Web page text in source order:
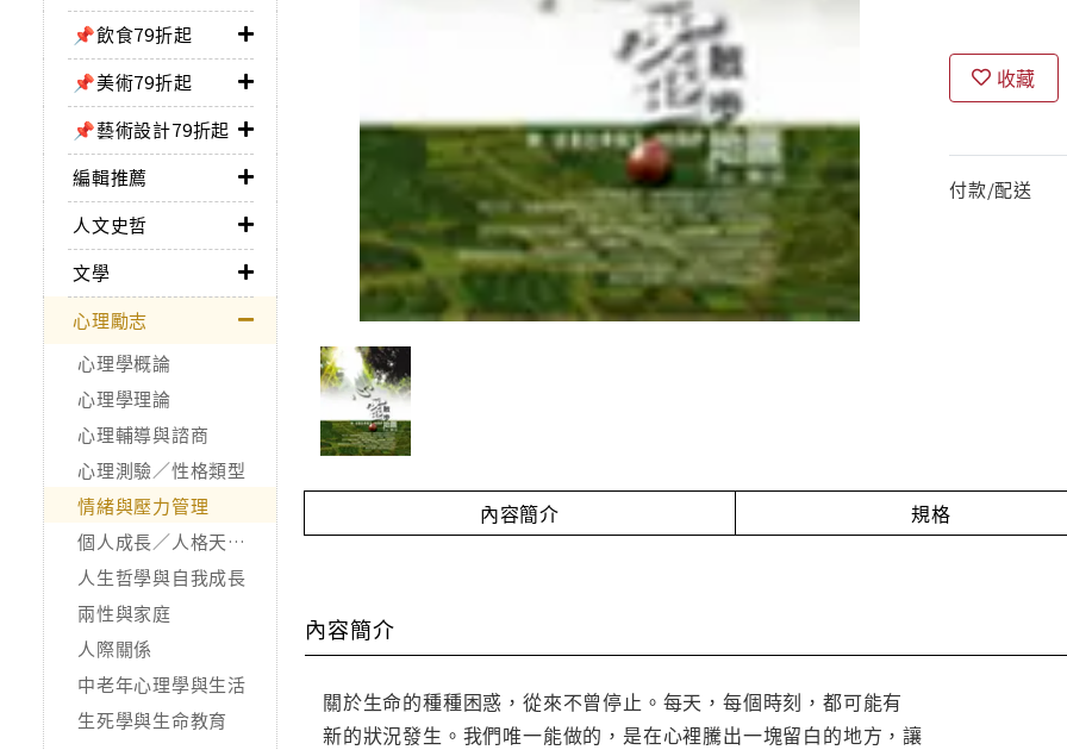
📌飲食79折起
📌美術79折起
📌藝術設計79折起
編輯推薦
人文史哲
文學
心理勵志
心理學概論
心理學理論
心理輔導與諮商
心理測驗／性格類型
情緒與壓力管理
個人成長／人格天賦／潛能開發
人生哲學與自我成長
兩性與家庭
人際關係
中老年心理學與生活
生死學與生命教育
收藏
付款/配送
內容簡介 規格
內容簡介
關於生命的種種困惑，從來不曾停止。每天，每個時刻，都可能有
新的狀況發生。我們唯一能做的，是在心裡騰出一塊留白的地方，讓